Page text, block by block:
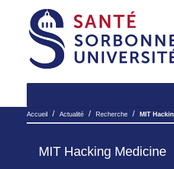
Accueil/ Actualité/ Recherche/ MIT
MIT Hacking Medicine